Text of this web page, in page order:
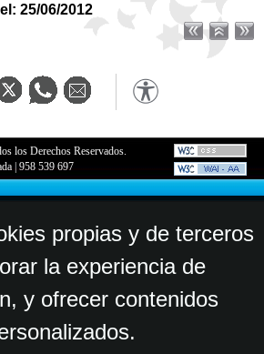
25/06/2012
los Derechos Reservados.
|958 539 697
propias y de terceros
la experiencia de
y ofrecer contenidos